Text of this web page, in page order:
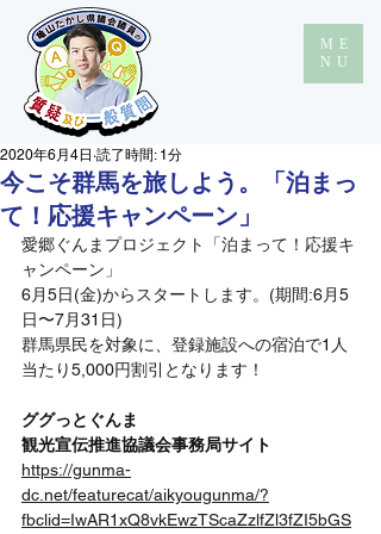
ME
NU
今こそ群馬を旅しよう。「泊まっ
て！応援キャンペーン」
2020年6月4日 読了時間: 1分
愛郷ぐんまプロジェクト「泊まって！応援キ
ャンペーン」
6月5日(金)からスタートします。(期間:6月5
日〜7月31日)
群馬県民を対象に、登録施設への宿泊で1人
当たり5,000円割引となります！
ググっとぐんま
観光宣伝推進協議会事務局サイト
https://gunma-
dc.net/featurecat/aikyougunma/?
fbclid=IwAR1xQ8vkEwzTScaZzlfZl3fZI5bGS